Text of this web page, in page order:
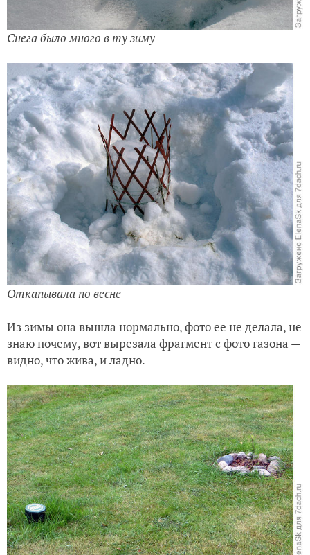
Снега было много в ту зиму
Откапывала по весне
Из зимы она вышла нормально, фото ее не делала, не
знаю почему, вот вырезала фрагмент с фото газона —
видно, что жива, и ладно.